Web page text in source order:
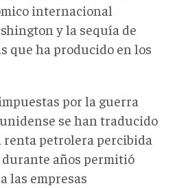
internacional
y la sequía de
que ha producido en los
por la guerra
se han traducido
renta petrolera percibida
durante años permitió
las empresas